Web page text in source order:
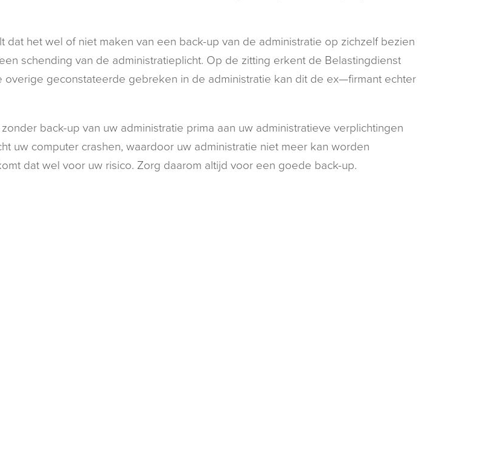
dat het wel of niet maken van een back-up van de administratie op zichzelf bezien
schending van de administratieplicht. Op de zitting erkent de Belastingdienst
overige geconstateerde gebreken in de administratie kan dit de ex—firmant echter
back-up van uw administratie prima aan uw administratieve verplichtingen
uw computer crashen, waardoor uw administratie niet meer kan worden
dat wel voor uw risico. Zorg daarom altijd voor een goede back-up.